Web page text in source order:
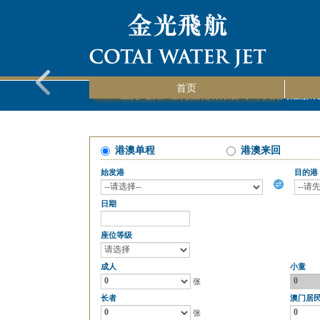
首页
港澳单程 港澳来回
始发港 目的港
日期
座位等级
成人
张
小童
长者
张
澳门居
©2019 金光飞航。金光渡轮有限公司（于澳门注册